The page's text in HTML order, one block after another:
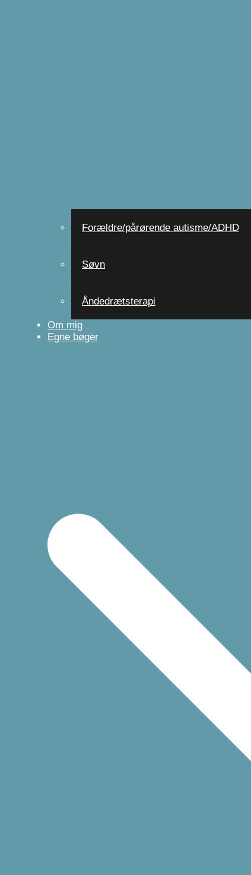
Forældre/pårørende autisme/ADHD
Søvn
Åndedrætsterapi
Om mig
Egne bøger